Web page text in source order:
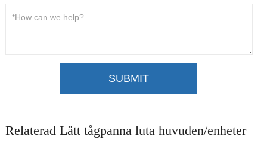
SUBMIT
Relaterad Lätt tågpanna luta huvuden/enheter